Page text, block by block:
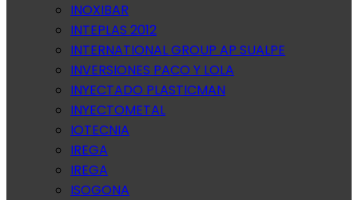
INOXIBAR
INTEPLAS 2012
INTERNATIONAL GROUP AP SUALPE
INVERSIONES PACO Y LOLA
INYECTADO PLASTICMAN
INYECTOMETAL
IOTECNIA
IREGA
IREGA
ISOGONA